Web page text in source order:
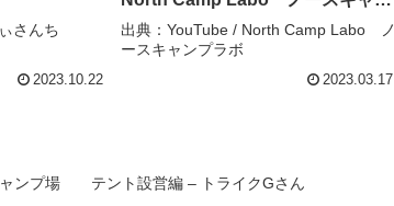
さんち
2023.10.22
プラボ
出典：YouTube / North Camp Labo ノ
ースキャンプラボ
2023.03.17
ャンプ場 テント設営編 – トライクGさん